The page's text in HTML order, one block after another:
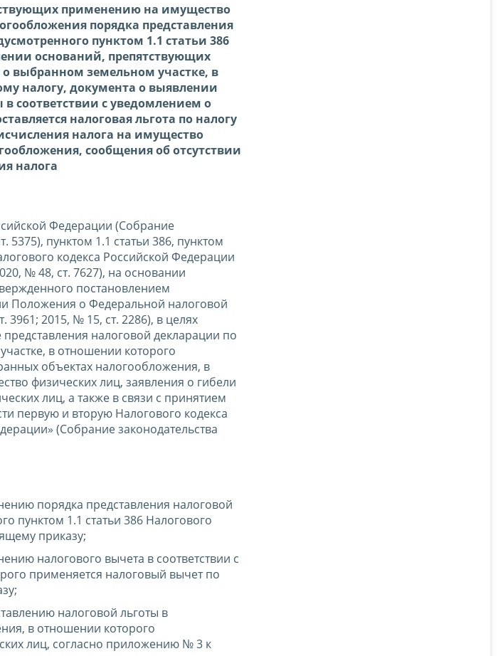
применению на имущество
порядка представления
пунктом 1.1 статьи 386
оснований, препятствующих
выбранном земельном участке, в
налогу, документа о выявлении
соответствии с уведомлением о
налоговая льгота по налогу
налога на имущество
сообщения об отсутствии
налога
Федерации (Собрание
5375), пунктом 1.1 статьи 386, пунктом
кодекса Российской Федерации
№ 48, ст. 7627), на основании
постановлением
Положения о Федеральной налоговой
2015, № 15, ст. 2286), в целях
налоговой декларации по
в отношении которого
объектах налогообложения, в
физических лиц, заявления о гибели
лиц, а также в связи с принятием
первую и вторую Налогового кодекса
(Собрание законодательства
порядка представления налоговой
пунктом 1.1 статьи 386 Налогового
приказу;
налогового вычета в соответствии с
применяется налоговый вычет по
налоговой льготы в
в отношении которого
лиц, согласно приложению № 3 к